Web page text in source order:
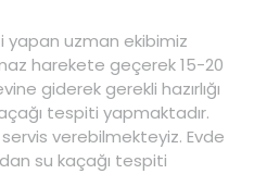
yapan uzman ekibimiz
harekete geçerek 15-20
giderek gerekli hazırlığı
tespiti yapmaktadır.
verebilmekteyiz. Evde
su kaçağı tespiti